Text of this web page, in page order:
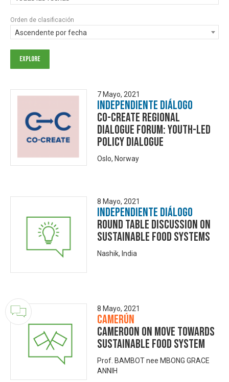
Orden de clasificación
Ascendente por fecha
7 Mayo, 2021
Independiente Diálogo
CO-CREATE Regional
Dialogue Forum: Youth-Led
Policy Dialogue
Oslo, Norway
8 Mayo, 2021
Independiente Diálogo
Round Table Discussion on
Sustainable Food Systems
Nashik, India
8 Mayo, 2021
Camerún
Cameroon on Move Towards
Sustainable Food System
Prof. BAMBOT nee MBONG GRACE
ANNIH